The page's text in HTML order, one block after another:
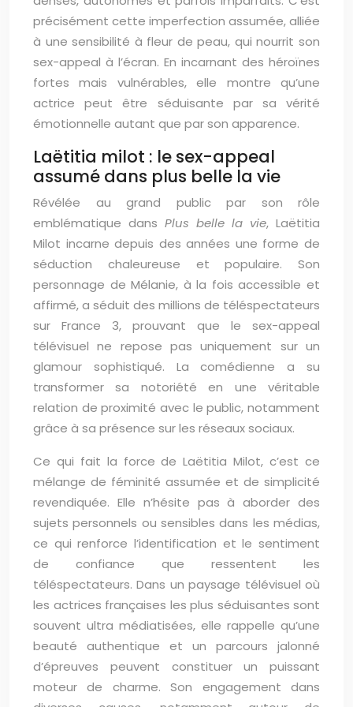
précisément cette imperfection assumée, alliée
à une sensibilité à fleur de peau, qui nourrit son
sex-appeal à l’écran. En incarnant des héroïnes
fortes mais vulnérables, elle montre qu’une
actrice peut être séduisante par sa vérité
émotionnelle autant que par son apparence.
Laëtitia milot : le sex-appeal
assumé dans plus belle la vie
Révélée au grand public par son rôle
emblématique dans Plus belle la vie, Laëtitia
Milot incarne depuis des années une forme de
séduction chaleureuse et populaire. Son
personnage de Mélanie, à la fois accessible et
affirmé, a séduit des millions de téléspectateurs
sur France 3, prouvant que le sex-appeal
télévisuel ne repose pas uniquement sur un
glamour sophistiqué. La comédienne a su
transformer sa notoriété en une véritable
relation de proximité avec le public, notamment
grâce à sa présence sur les réseaux sociaux.
Ce qui fait la force de Laëtitia Milot, c’est ce
mélange de féminité assumée et de simplicité
revendiquée. Elle n’hésite pas à aborder des
sujets personnels ou sensibles dans les médias,
ce qui renforce l’identification et le sentiment
de confiance que ressentent les
téléspectateurs. Dans un paysage télévisuel où
les actrices françaises les plus séduisantes sont
souvent ultra médiatisées, elle rappelle qu’une
beauté authentique et un parcours jalonné
d’épreuves peuvent constituer un puissant
moteur de charme. Son engagement dans